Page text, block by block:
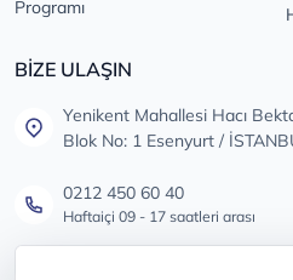
Programı
BİZE ULAŞIN
Yenikent Mahallesi Hacı
Blok No: 1 Esenyurt /
0212 450 60 40
Haftaiçi 09 - 17 saatleri arası